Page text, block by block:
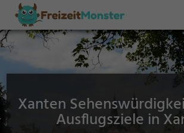
Xanten
Ausflugsziele in